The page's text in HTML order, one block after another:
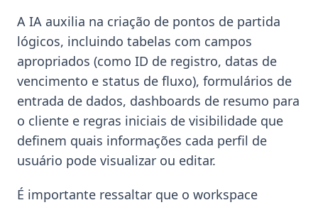
A IA auxilia na criação de pontos de partida
lógicos, incluindo tabelas com campos
apropriados (como ID de registro, datas de
vencimento e status de fluxo), formulários de
entrada de dados, dashboards de resumo para
o cliente e regras iniciais de visibilidade que
definem quais informações cada perfil de
usuário pode visualizar ou editar.
É importante ressaltar que o workspace